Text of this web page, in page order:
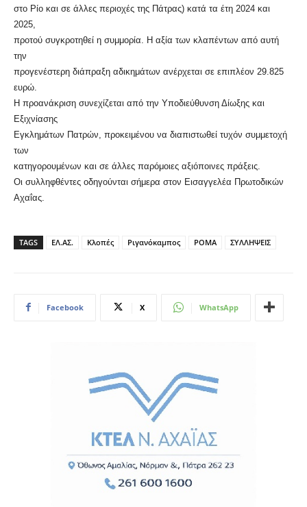
στο Ρίο και σε άλλες περιοχές της Πάτρας) κατά τα έτη 2024 και
2025,
προτού συγκροτηθεί η συμμορία. Η αξία των κλαπέντων από αυτή
την
προγενέστερη διάπραξη αδικημάτων ανέρχεται σε επιπλέον 29.825
ευρώ.
Η προανάκριση συνεχίζεται από την Υποδιεύθυνση Δίωξης και
Εξιχνίασης
Εγκλημάτων Πατρών, προκειμένου να διαπιστωθεί τυχόν συμμετοχή
των
κατηγορουμένων και σε άλλες παρόμοιες αξιόποινες πράξεις.
Οι συλληφθέντες οδηγούνται σήμερα στον Εισαγγελέα Πρωτοδικών
Αχαΐας.
TAGS ΕΛ.ΑΣ. Κλοπές Ριγανόκαμπος ΡΟΜΑ ΣΥΛΛΗΨΕΙΣ
Facebook X WhatsApp